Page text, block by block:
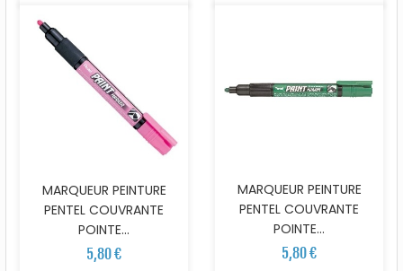
MARQUEUR PEINTURE
PENTEL COUVRANTE
POINTE...
5,80 €
MARQUEUR PEINTURE
PENTEL COUVRANTE
POINTE...
5,80 €